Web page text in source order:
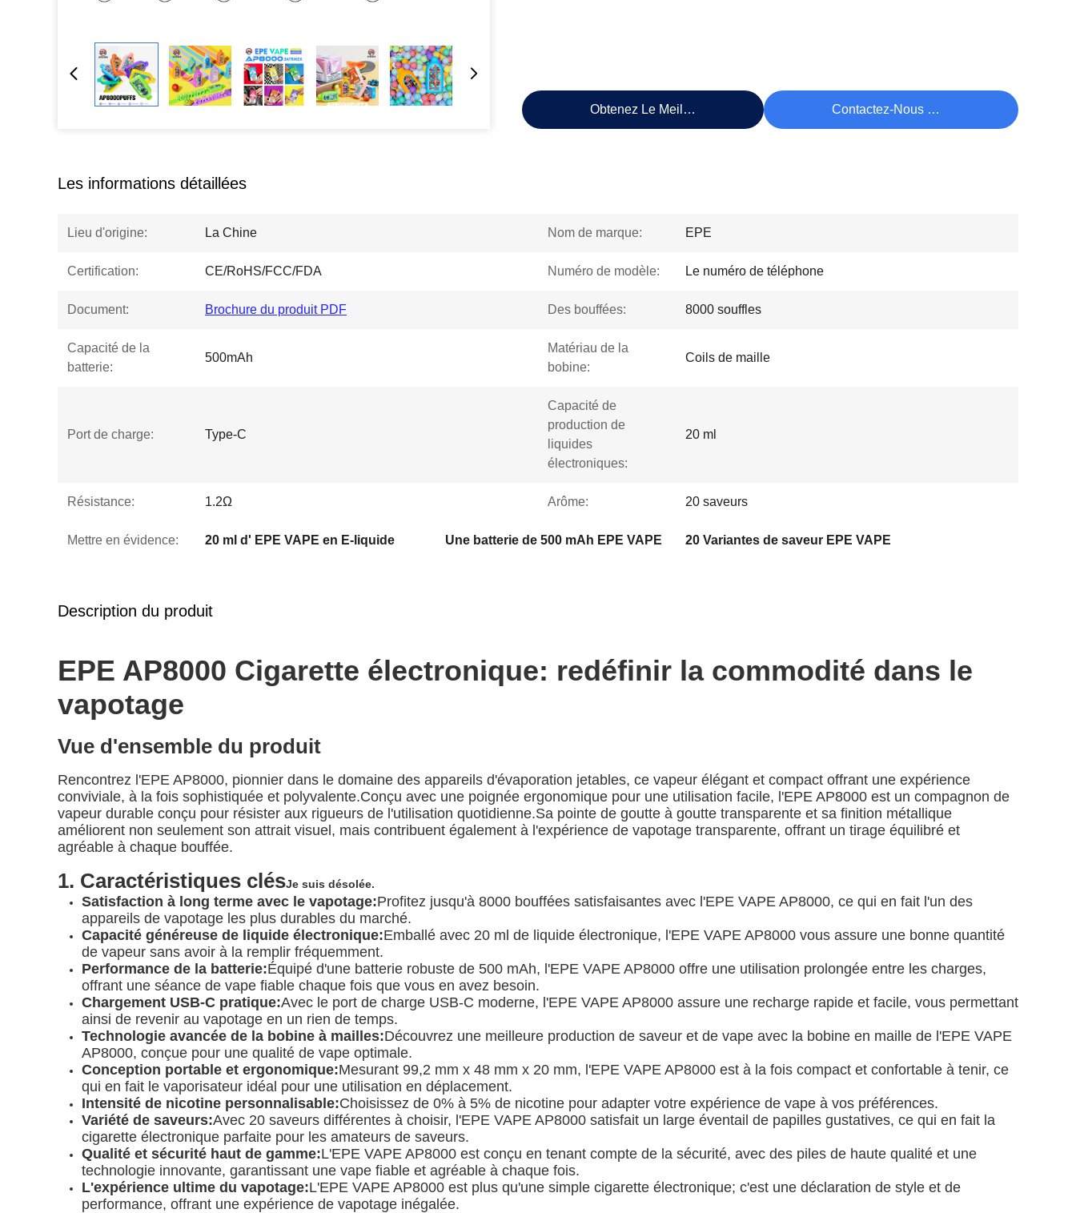
Obtenez Le Meilleur Prix Contactez-Nous Maintenant
Les informations détaillées
Lieu d'origine: La Chine Nom de marque: EPE
Certification: CE/RoHS/FCC/FDA Numéro de modèle: Le numéro de téléphone
Document: Brochure du produit PDF Des bouffées: 8000 souffles
Capacité de la
batterie:
500mAh
Matériau de la
bobine:
Coils de maille
Port de charge: Type-C
Capacité de
production de
liquides
électroniques:
20 ml
Résistance: 1.2Ω Arôme: 20 saveurs
Mettre en évidence: 20 ml d' EPE VAPE en E-liquide Une batterie de 500 mAh EPE VAPE 20 Variantes de saveur EPE VAPE
Description du produit
EPE AP8000 Cigarette électronique: redéfinir la commodité dans le
vapotage
Vue d'ensemble du produit
Rencontrez l'EPE AP8000, pionnier dans le domaine des appareils d'évaporation jetables, ce vapeur élégant et compact offrant une expérience
conviviale, à la fois sophistiquée et polyvalente.Conçu avec une poignée ergonomique pour une utilisation facile, l'EPE AP8000 est un compagnon de
vapeur durable conçu pour résister aux rigueurs de l'utilisation quotidienne.Sa pointe de goutte à goutte transparente et sa finition métallique
améliorent non seulement son attrait visuel, mais contribuent également à l'expérience de vapotage transparente, offrant un tirage équilibré et
agréable à chaque bouffée.
1. Caractéristiques clésJe suis désolée.
Satisfaction à long terme avec le vapotage:Profitez jusqu'à 8000 bouffées satisfaisantes avec l'EPE VAPE AP8000, ce qui en fait l'un des
appareils de vapotage les plus durables du marché.
Capacité généreuse de liquide électronique:Emballé avec 20 ml de liquide électronique, l'EPE VAPE AP8000 vous assure une bonne quantité
de vapeur sans avoir à la remplir fréquemment.
Performance de la batterie:Équipé d'une batterie robuste de 500 mAh, l'EPE VAPE AP8000 offre une utilisation prolongée entre les charges,
offrant une séance de vape fiable chaque fois que vous en avez besoin.
Chargement USB-C pratique:Avec le port de charge USB-C moderne, l'EPE VAPE AP8000 assure une recharge rapide et facile, vous permettant
ainsi de revenir au vapotage en un rien de temps.
Technologie avancée de la bobine à mailles:Découvrez une meilleure production de saveur et de vape avec la bobine en maille de l'EPE VAPE
AP8000, conçue pour une qualité de vape optimale.
Conception portable et ergonomique:Mesurant 99,2 mm x 48 mm x 20 mm, l'EPE VAPE AP8000 est à la fois compact et confortable à tenir, ce
qui en fait le vaporisateur idéal pour une utilisation en déplacement.
Intensité de nicotine personnalisable:Choisissez de 0% à 5% de nicotine pour adapter votre expérience de vape à vos préférences.
Variété de saveurs:Avec 20 saveurs différentes à choisir, l'EPE VAPE AP8000 satisfait un large éventail de papilles gustatives, ce qui en fait la
cigarette électronique parfaite pour les amateurs de saveurs.
Qualité et sécurité haut de gamme:L'EPE VAPE AP8000 est conçu en tenant compte de la sécurité, avec des piles de haute qualité et une
technologie innovante, garantissant une vape fiable et agréable à chaque fois.
L'expérience ultime du vapotage:L'EPE VAPE AP8000 est plus qu'une simple cigarette électronique; c'est une déclaration de style et de
performance, offrant une expérience de vapotage inégalée.